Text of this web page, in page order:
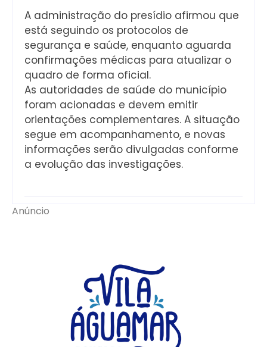
A administração do presídio afirmou que
está seguindo os protocolos de
segurança e saúde, enquanto aguarda
confirmações médicas para atualizar o
quadro de forma oficial.
As autoridades de saúde do município
foram acionadas e devem emitir
orientações complementares. A situação
segue em acompanhamento, e novas
informações serão divulgadas conforme
a evolução das investigações.
Anúncio